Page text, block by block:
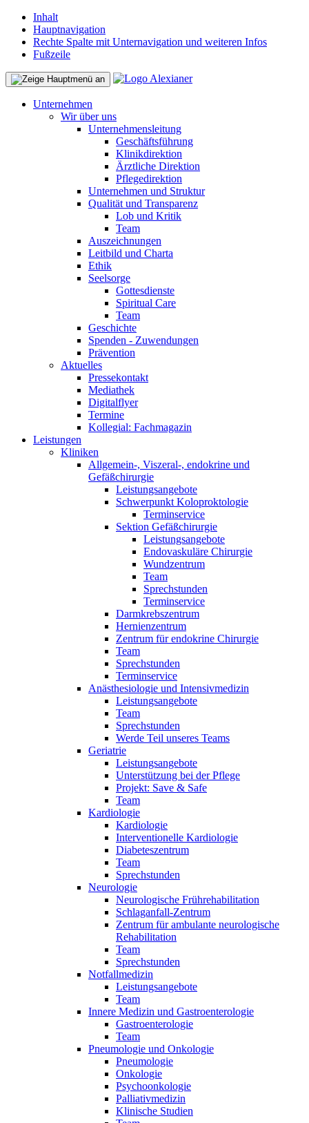
Inhalt
Hauptnavigation
Rechte Spalte mit Unternavigation und weiteren Infos
Fußzeile
Unternehmen
Wir über uns
Unternehmensleitung
Geschäftsführung
Klinikdirektion
Ärztliche Direktion
Pflegedirektion
Unternehmen und Struktur
Qualität und Transparenz
Lob und Kritik
Team
Auszeichnungen
Leitbild und Charta
Ethik
Seelsorge
Gottesdienste
Spiritual Care
Team
Geschichte
Spenden - Zuwendungen
Prävention
Aktuelles
Pressekontakt
Mediathek
Digitalflyer
Termine
Kollegial: Fachmagazin
Leistungen
Kliniken
Allgemein-, Viszeral-, endokrine und
Gefäßchirurgie
Leistungsangebote
Schwerpunkt Koloproktologie
Terminservice
Sektion Gefäßchirurgie
Leistungsangebote
Endovaskuläre Chirurgie
Wundzentrum
Team
Sprechstunden
Terminservice
Darmkrebszentrum
Hernienzentrum
Zentrum für endokrine Chirurgie
Team
Sprechstunden
Terminservice
Anästhesiologie und Intensivmedizin
Leistungsangebote
Team
Sprechstunden
Werde Teil unseres Teams
Geriatrie
Leistungsangebote
Unterstützung bei der Pflege
Projekt: Save & Safe
Team
Kardiologie
Kardiologie
Interventionelle Kardiologie
Diabeteszentrum
Team
Sprechstunden
Neurologie
Neurologische Frührehabilitation
Schlaganfall-Zentrum
Zentrum für ambulante neurologische
Rehabilitation
Team
Sprechstunden
Notfallmedizin
Leistungsangebote
Team
Innere Medizin und Gastroenterologie
Gastroenterologie
Team
Pneumologie und Onkologie
Pneumologie
Onkologie
Psychoonkologie
Palliativmedizin
Klinische Studien